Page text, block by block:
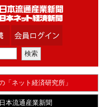
「ネット経済研究所」
日本流通産業新聞